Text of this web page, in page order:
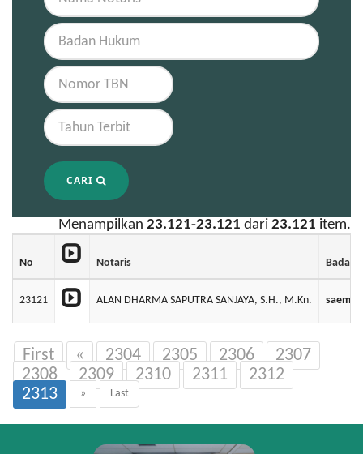
CARI
Menampilkan 23.121-23.121 dari 23.121 item.
No Notaris Badan
23121 ALAN DHARMA SAPUTRA SANJAYA, S.H., M.Kn. saemu
First « 2304 2305 2306
2307
2308
2309 2310 2311
2312
2313
» Last